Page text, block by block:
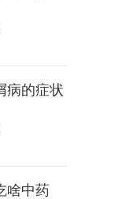
病的症状
啥中药